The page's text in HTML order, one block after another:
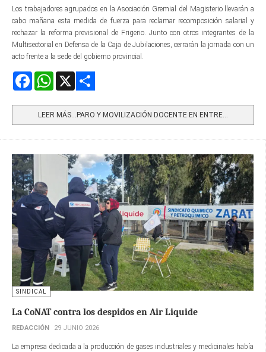
Los trabajadores agrupados en la Asociación Gremial del Magisterio llevarán a
cabo mañana esta medida de fuerza para reclamar recomposición salarial y
rechazar la reforma previsional de Frigerio. Junto con otros integrantes de la
Multisectorial en Defensa de la Caja de Jubilaciones, cerrarán la jornada con un
acto frente a la sede del gobierno provincial.
FacebookWhatsApp
LEER MÁS…PARO Y MOVILIZACIÓN DOCENTE EN ENTRE...
SINDICAL
La CoNAT contra los despidos en Air Liquide
REDACCIÓN 29 JUNIO 2026
La empresa dedicada a la producción de gases industriales y medicinales había